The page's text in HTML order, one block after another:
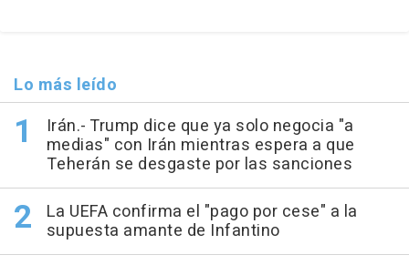
Lo más leído
Irán.- Trump dice que ya solo negocia "a
medias" con Irán mientras espera a que
Teherán se desgaste por las sanciones
La UEFA confirma el "pago por cese" a la
supuesta amante de Infantino